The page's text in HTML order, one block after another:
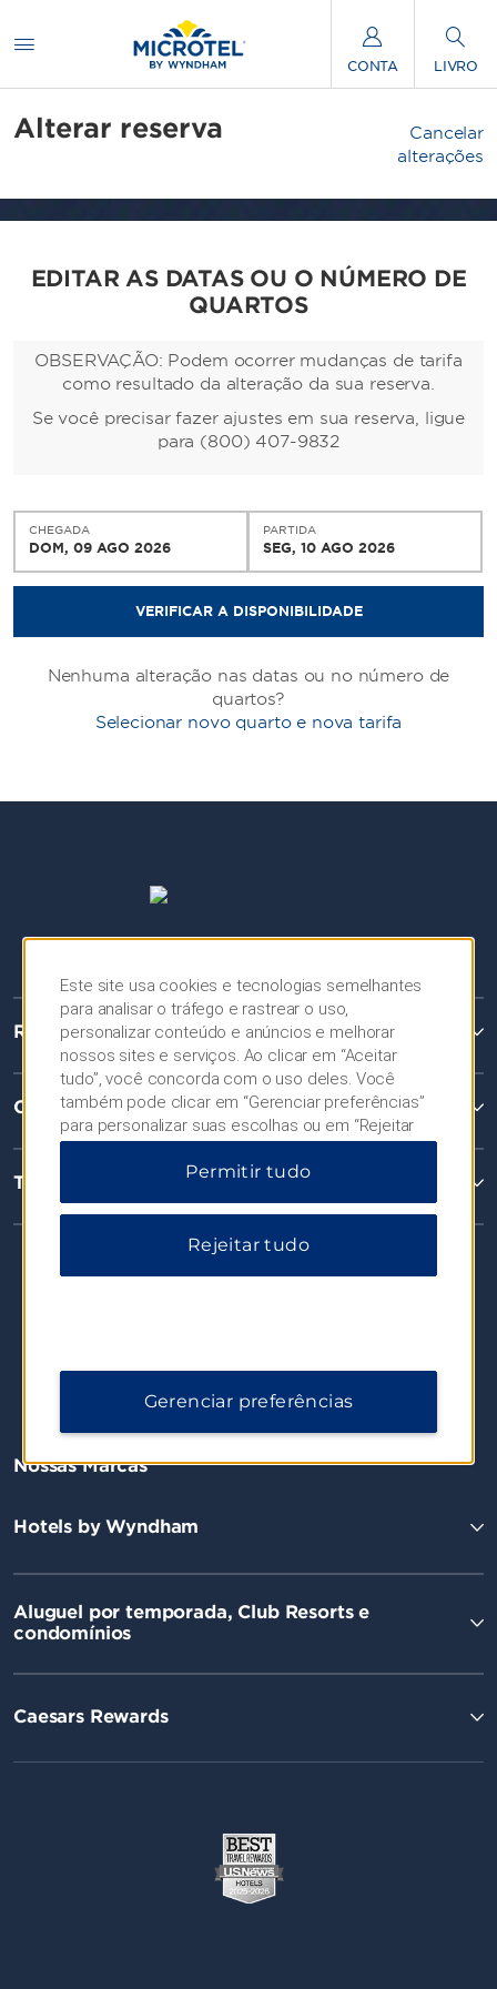
CONTA LIVRO
Alterar reserva
Cancelar
alterações
EDITAR AS DATAS OU O NÚMERO DE
QUARTOS
OBSERVAÇÃO: Podem ocorrer mudanças de tarifa
como resultado da alteração da sua reserva.
Se você precisar fazer ajustes em sua reserva, ligue
para (800) 407-9832
CHEGADA
DOM, 09 AGO 2026
PARTIDA
SEG, 10 AGO 2026
VERIFICAR A DISPONIBILIDADE
Nenhuma alteração nas datas ou no número de
quartos?
Selecionar novo quarto e nova tarifa
Reservas
Contato
Termos & Políticas
Nossas Marcas
Hotels by Wyndham
Aluguel por temporada, Club Resorts e
condomínios
Caesars Rewards
Este site usa cookies e tecnologias semelhantes
para analisar o tráfego e rastrear o uso,
personalizar conteúdo e anúncios e melhorar
nossos sites e serviços. Ao clicar em “Aceitar
tudo”, você concorda com o uso deles. Você
também pode clicar em “Gerenciar preferências”
para personalizar suas escolhas ou em “Rejeitar
tudo” para permitir apenas cookies essenciais.
Para obter informações adicionais, visite nosso
Permitir tudo
Rejeitar tudo
Gerenciar preferências